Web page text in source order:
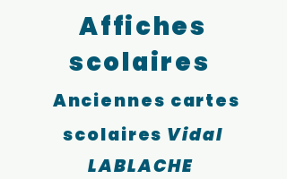
Affiches
scolaires
Anciennes cartes
scolaires Vidal
LABLACHE